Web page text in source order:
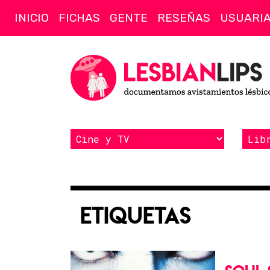
INICIO FICHAS GENTE RESEÑAS
Etiquetas